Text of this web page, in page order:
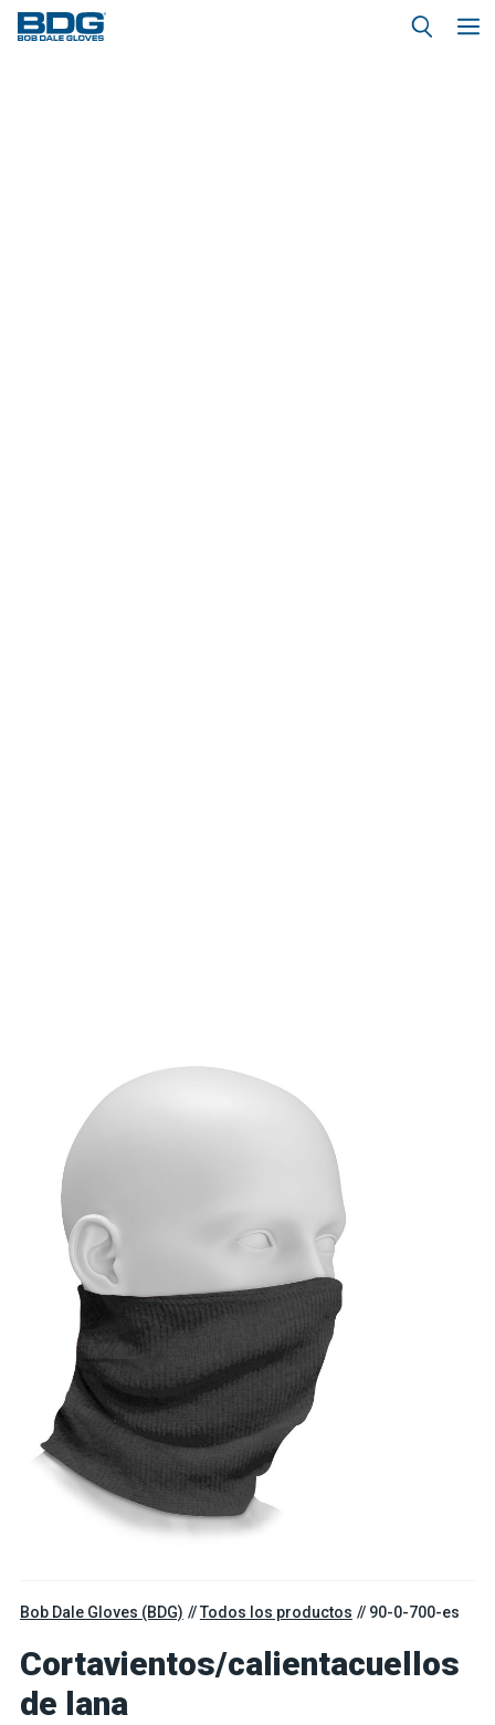
Bob Dale Gloves (BDG) Todos los productos 90-0-700-es
Cortavientos/calientacuellos
de lana